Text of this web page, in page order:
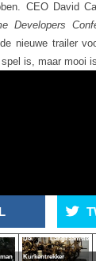
CEO David
Developers
nieuwe trailer
is, maar mooi
De Langzaamste
Kurkentrekker